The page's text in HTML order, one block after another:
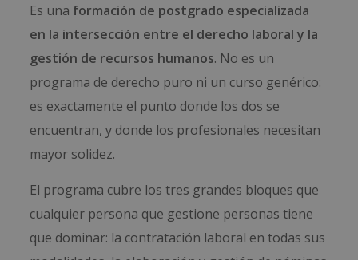
Es una formación de postgrado especializada
en la intersección entre el derecho laboral y la
gestión de recursos humanos. No es un
programa de derecho puro ni un curso genérico:
es exactamente el punto donde los dos se
encuentran, y donde los profesionales necesitan
mayor solidez.
El programa cubre los tres grandes bloques que
cualquier persona que gestione personas tiene
que dominar: la contratación laboral en todas sus